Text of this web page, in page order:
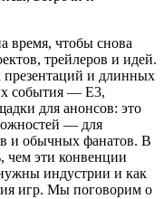
время, чтобы снова
трейлеров и идей.
и длинных
события — E3,
для анонсов: это
— для
и обычных фанатов. В
чем эти конвенции
индустрии и как
игр. Мы поговорим о